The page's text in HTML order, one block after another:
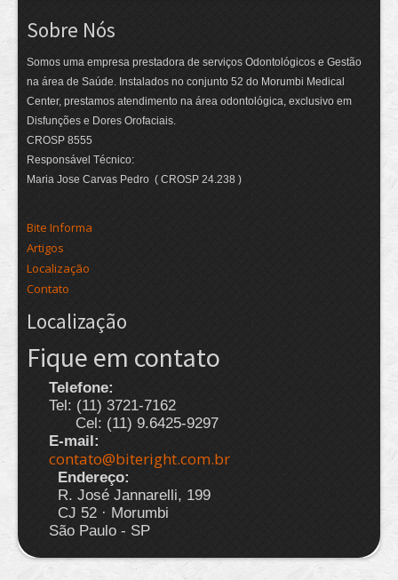
Sobre Nós
Somos uma empresa prestadora de serviços Odontológicos e Gestão
na área de Saúde. Instalados no conjunto 52 do Morumbi Medical
Center, prestamos atendimento na área odontológica, exclusivo em
Disfunções e Dores Orofaciais.
CROSP 8555
Responsável Técnico:
Maria Jose Carvas Pedro ( CROSP 24.238 )
Bite Informa
Artigos
Localização
Contato
Localização
Fique em contato
Telefone:
Tel: (11) 3721-7162
Cel: (11) 9.6425-9297
E-mail:
contato@biteright.com.br
Endereço:
R. José Jannarelli, 199
CJ 52 · Morumbi
São Paulo - SP